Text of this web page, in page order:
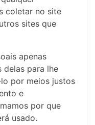
coletar no site
sites que
apenas
delas para lhe
por meios justos
e
por que
usado.